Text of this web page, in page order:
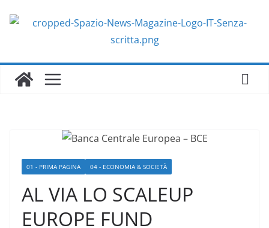
01 - PRIMA PAGINA 04 - ECONOMIA & SOCIETÀ
AL VIA LO SCALEUP
EUROPE FUND